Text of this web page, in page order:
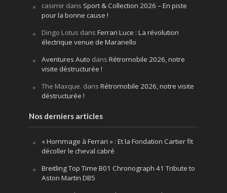
casimirdans Sport & Collection 2026 – En piste
pour la bonne cause !
Dingo Lotus dans Ferrari Luce : La révolution
électrique venue de Maranello
Aventures Auto dans Rétromobile 2026, notre
visite déstructurée !
The Maxque. dans Rétromobile 2026, notre visite
déstructurée !
Nos derniers articles
« Hommage à Ferrari » : Et la Fondation Cartier fit
décoller le cheval cabré
Breitling Top Time B01 Chronograph 41 Tribute to
Aston Martin DB5